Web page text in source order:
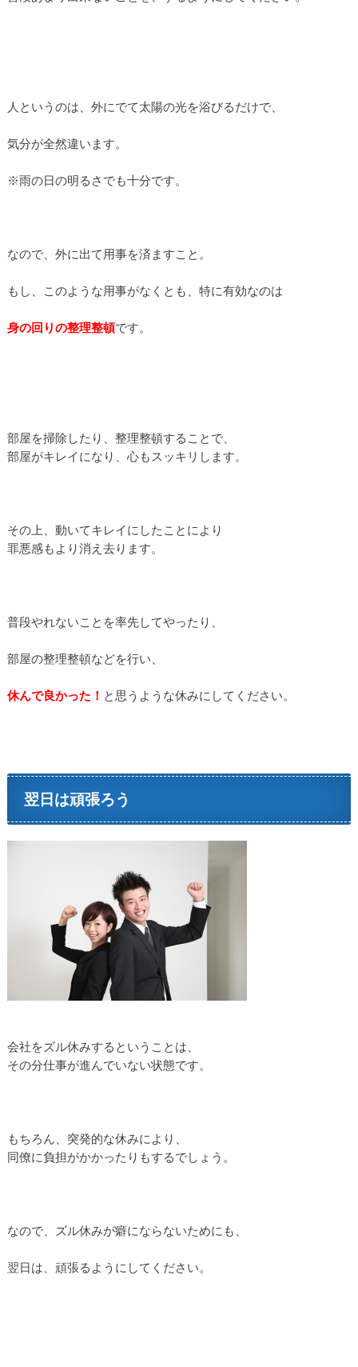
人というのは、外にでて太陽の光を浴びるだけで、
気分が全然違います。
※雨の日の明るさでも十分です。
なので、外に出て用事を済ますこと。
もし、このような用事がなくとも、特に有効なのは
身の回りの整理整頓です。
部屋を掃除したり、整理整頓することで、
部屋がキレイになり、心もスッキリします。
その上、動いてキレイにしたことにより
罪悪感もより消え去ります。
普段やれないことを率先してやったり、
部屋の整理整頓などを行い、
休んで良かった！ と思うような休みにしてください。
翌日は頑張ろう
会社をズル休みするということは、
その分仕事が進んでいない状態です。
もちろん、突発的な休みにより、
同僚に負担がかかったりもするでしょう。
なので、ズル休みが癖にならないためにも、
翌日は、頑張るようにしてください。